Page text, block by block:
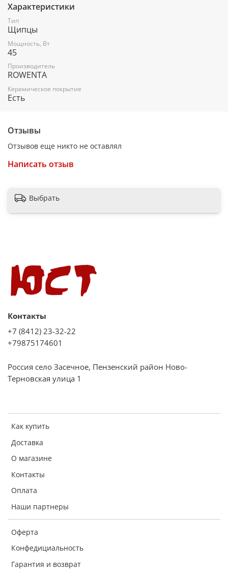
Длина пластин 90 мм
Ширина пластин 25 мм
Скорость нагрева 60 сек
Цвет Черный
Плавающие пластины Да
Максимальная температура укладки 200 °C
Индикация Да
Автоотключение Нет
Замок для блокировки Да
Термоизолированный наконечник Да
Характеристики
Тип
Щипцы
Мощность, Вт
45
Производитель
ROWENTA
Керамическое покрытие
Есть
Отзывы
Отзывов еще никто не оставлял
Написать отзыв
Выбрать
Как купить
Доставка
О магазине
Контакты
Оплата
Наши партнеры
Оферта
Конфедициальность
Гарантия и возврат
Контакты
+7 (8412) 23-32-22
+79875174601
Россия село Засечное, Пензенский район Ново-
Терновская улица 1